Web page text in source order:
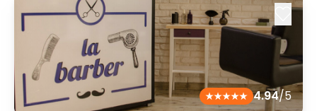
4.94/5